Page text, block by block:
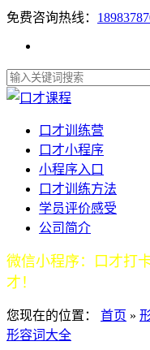
免费咨询热线：
口才训练营
口才小程序
小程序入口
口才训练方法
学员评价感受
公司简介
微信小程序：口才打
才！
您现在的位置： 首页 »
形容词大全